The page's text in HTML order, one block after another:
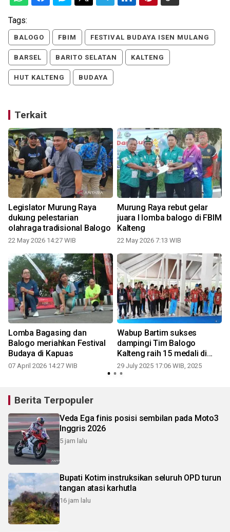
Tags:
BALOGO FBIM FESTIVAL BUDAYA ISEN MULANG
BARSEL BARITO SELATAN KALTENG
HUT KALTENG BUDAYA
Terkait
Legislator Murung Raya
dukung pelestarian
olahraga tradisional Balogo
22 May 2026 14:27 WIB
Murung Raya rebut gelar
juara I lomba balogo di FBIM
Kalteng
22 May 2026 7:13 WIB
Lomba Bagasing dan
Balogo meriahkan Festival
Budaya di Kapuas
07 April 2026 14:27 WIB
Wabup Bartim sukses
dampingi Tim Balogo
Kalteng raih 15 medali di
Fornas VIII
29 July 2025 17:06 WIB, 2025
Berita Terpopuler
Veda Ega finis posisi sembilan pada Moto3
Inggris 2026
5 jam lalu
Bupati Kotim instruksikan seluruh OPD turun
tangan atasi karhutla
16 jam lalu